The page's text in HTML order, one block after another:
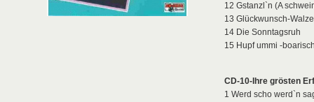
12 Gstanzl`n (A
13 Glückwunsch-
14 Die Sonntagsruh
15 Hupf ummi -
CD-10-Ihre grösten
1 Werd scho werd`n